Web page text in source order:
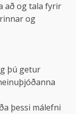
að og tala fyrir
og
þú getur
þessi málefni